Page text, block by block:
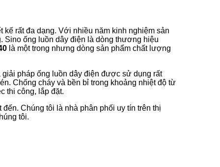
rất đa dạng. Với nhiều năm kinh nghiệm sản
Sino ống luồn dây điện là dòng thương hiệu
là một trong nhưng dòng sản phẩm chất lượng
pháp ống luồn dây điện được sử dụng rất
Chống cháy và bền bỉ trong khoảng nhiệt độ từ
thi công, lắp đặt.
Chúng tôi là nhà phân phối uy tín trên thị
tôi.